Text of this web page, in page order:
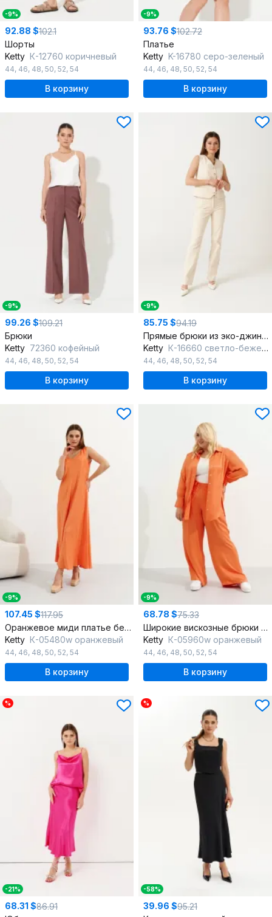
-9%
92.88 $102.1
Шорты
Ketty К-12760 коричневый
44, 46, 48, 50, 52, 54
В корзину
-9%
93.76 $102.72
Платье
Ketty K-16780 серо-зеленый
44, 46, 48, 50, 52, 54
В корзину
-9%
99.26 $109.21
Брюки
Ketty 72360 кофейный
44, 46, 48, 50, 52, 54
В корзину
-9%
85.75 $94.19
Прямые брюки из эко-джинса для повседневной носки
Ketty К-16660 светло-бежевый
44, 46, 48, 50, 52, 54
В корзину
-9%
107.45 $117.95
Оранжевое миди платье без рукавов из вискозы
Ketty К-05480w оранжевый
44, 46, 48, 50, 52, 54
В корзину
-9%
68.78 $75.33
Широкие вискозные брюки свободного кройя для летних образов
Ketty К-05960w оранжевый
44, 46, 48, 50, 52, 54
В корзину
%
-21%
68.31 $86.91
%
-58%
39.96 $95.21